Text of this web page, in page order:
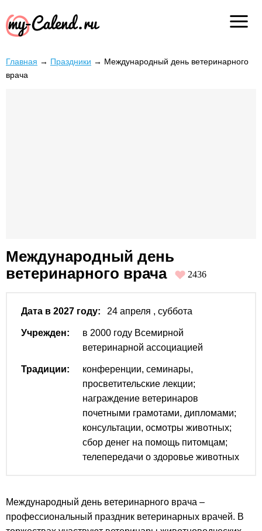
Главная → Праздники → Международный день ветеринарного
врача
Международный день
ветеринарного врача
2436
Дата в 2027 году: 24 апреля , суббота
Учрежден:
в 2000 году Всемирной
ветеринарной ассоциацией
Традиции:
конференции, семинары,
просветительские лекции;
награждение ветеринаров
почетными грамотами, дипломами;
консультации, осмотры животных;
сбор денег на помощь питомцам;
телепередачи о здоровье животных
Международный день ветеринарного врача –
профессиональный праздник ветеринарных врачей. В